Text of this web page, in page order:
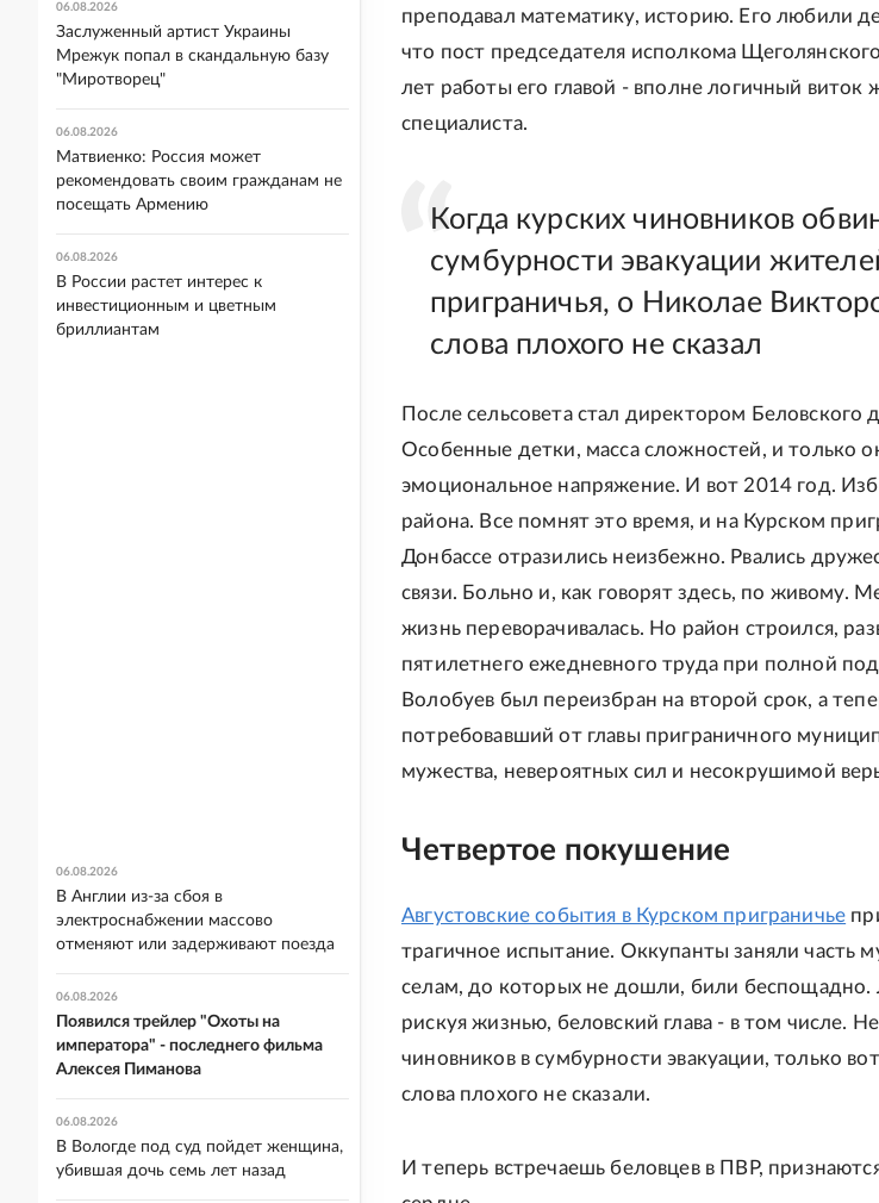
преподавал математику, историю. Его любили
что пост председателя исполкома
лет работы его главой - вполне логичный виток
специалиста.
Когда курских чиновников
сумбурности эвакуации
приграничья, о Николае
слова плохого не сказал
После сельсовета стал директором Беловского
Особенные детки, масса сложностей, и только
эмоциональное напряжение. И вот 2014 год.
района. Все помнят это время, и на Курском
Донбассе отразились неизбежно. Рвались
связи. Больно и, как говорят здесь, по живому.
жизнь переворачивалась. Но район строился,
пятилетнего ежедневного труда при полной
Волобуев был переизбран на второй срок, а
потребовавший от главы приграничного
мужества, невероятных сил и несокрушимой
Четвертое покушение
Августовские события в Курском приграничье
трагичное испытание. Оккупанты заняли часть
селам, до которых не дошли, били беспощадно.
рискуя жизнью, беловский глава - в том числе.
чиновников в сумбурности эвакуации, только
слова плохого не сказали.
И теперь встречаешь беловцев в ПВР,
06.08.2026
Заслуженный артист Украины
Мрежук попал в скандальную базу
"Миротворец"
06.08.2026
Матвиенко: Россия может
рекомендовать своим гражданам не
посещать Армению
06.08.2026
В России растет интерес к
инвестиционным и цветным
бриллиантам
06.08.2026
В Англии из-за сбоя в
электроснабжении массово
отменяют или задерживают поезда
06.08.2026
Появился трейлер "Охоты на
императора" - последнего фильма
Алексея Пиманова
06.08.2026
В Вологде под суд пойдет женщина,
убившая дочь семь лет назад